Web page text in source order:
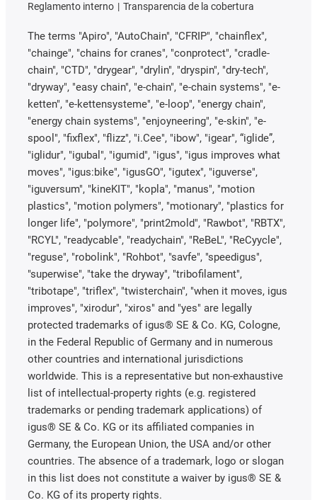
Reglamento interno
Transparencia de la cobertura
The terms "Apiro", "AutoChain", "CFRIP", "chainflex",
"chainge", "chains for cranes", "conprotect", "cradle-
chain", "CTD", "drygear", "drylin", "dryspin", "dry-tech",
"dryway", "easy chain", "e-chain", "e-chain systems", "e-
ketten", "e-kettensysteme", "e-loop", "energy chain",
"energy chain systems", "enjoyneering", "e-skin", "e-
spool", "fixflex", "flizz", "i.Cee", "ibow", "igear", “iglide”,
"iglidur", "igubal", "igumid", "igus", "igus improves what
moves", "igus:bike", "igusGO", "igutex", "iguverse",
"iguversum", "kineKIT", "kopla", "manus", "motion
plastics", "motion polymers", "motionary", "plastics for
longer life", "polymore", "print2mold", "Rawbot", "RBTX",
"RCYL", "readycable", "readychain", "ReBeL", "ReCyycle",
"reguse", "robolink", "Rohbot", "savfe", "speedigus",
"superwise", "take the dryway", "tribofilament",
"tribotape", "triflex", "twisterchain", "when it moves, igus
improves", "xirodur", "xiros" and "yes" are legally
protected trademarks of igus® SE & Co. KG, Cologne,
in the Federal Republic of Germany and in numerous
other countries and international jurisdictions
worldwide. This is a representative but non-exhaustive
list of intellectual-property rights (e.g. registered
trademarks or pending trademark applications) of
igus® SE & Co. KG or its affiliated companies in
Germany, the European Union, the USA and/or other
countries. The absence of a trademark, logo or slogan
in this list does not constitute a waiver by igus® SE &
Co. KG of its property rights.